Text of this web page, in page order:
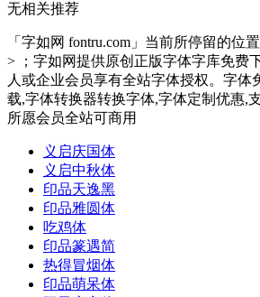
无相关推荐
「字如网 fontru.com」当前所停留的位
> ；字如网提供原创正版字体字库免费
人或企业会员享有全站字体授权。字体
载,字体转换器转换字体,字体定制优惠,
所愿会员全站可商用
义启庆国体
义启中秋体
印品天逸黑
印品雅圆体
吃鸡体
印品篆遇简
热得冒烟体
印品萌呆体